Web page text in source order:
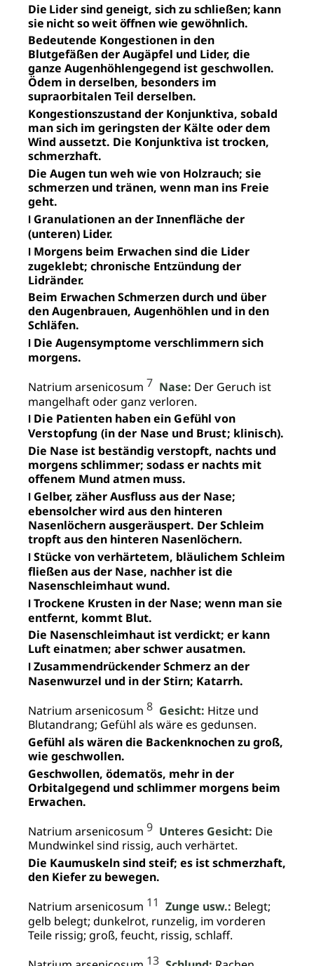
Die Lider sind geneigt, sich zu schließen; kann
sie nicht so weit öffnen wie gewöhnlich.
Bedeutende Kongestionen in den
Blutgefäßen der Augäpfel und Lider, die
ganze Augenhöhlengegend ist geschwollen.
Ödem in derselben, besonders im
supraorbitalen Teil derselben.
Kongestionszustand der Konjunktiva, sobald
man sich im geringsten der Kälte oder dem
Wind aussetzt. Die Konjunktiva ist trocken,
schmerzhaft.
Die Augen tun weh wie von Holzrauch; sie
schmerzen und tränen, wenn man ins Freie
geht.
Granulationen an der Innenfläche der
(unteren) Lider.
Morgens beim Erwachen sind die Lider
zugeklebt; chronische Entzündung der
Lidränder.
Beim Erwachen Schmerzen durch und über
den Augenbrauen, Augenhöhlen und in den
Schläfen.
Die Augensymptome verschlimmern sich
morgens.
Natrium arsenicosum 7 Nase: Der Geruch ist
mangelhaft oder ganz verloren.
Die Patienten haben ein Gefühl von
Verstopfung (in der Nase und Brust; klinisch).
Die Nase ist beständig verstopft, nachts und
morgens schlimmer; sodass er nachts mit
offenem Mund atmen muss.
Gelber, zäher Ausfluss aus der Nase;
ebensolcher wird aus den hinteren
Nasenlöchern ausgeräuspert. Der Schleim
tropft aus den hinteren Nasenlöchern.
Stücke von verhärtetem, bläulichem Schleim
fließen aus der Nase, nachher ist die
Nasenschleimhaut wund.
I Trockene Krusten in der Nase; wenn man sie
entfernt, kommt Blut.
Die Nasenschleimhaut ist verdickt; er kann
Luft einatmen; aber schwer ausatmen.
Zusammendrückender Schmerz an der
Nasenwurzel und in der Stirn; Katarrh.
Natrium arsenicosum 8 Gesicht: Hitze und
Blutandrang; Gefühl als wäre es gedunsen.
Gefühl als wären die Backenknochen zu groß,
wie geschwollen.
Geschwollen, ödematös, mehr in der
Orbitalgegend und schlimmer morgens beim
Erwachen.
Natrium arsenicosum 9 Unteres Gesicht: Die
Mundwinkel sind rissig, auch verhärtet.
Die Kaumuskeln sind steif; es ist schmerzhaft,
den Kiefer zu bewegen.
Natrium arsenicosum 11 Zunge usw.: Belegt;
gelb belegt; dunkelrot, runzelig, im vorderen
Teile rissig; groß, feucht, rissig, schlaff.
13